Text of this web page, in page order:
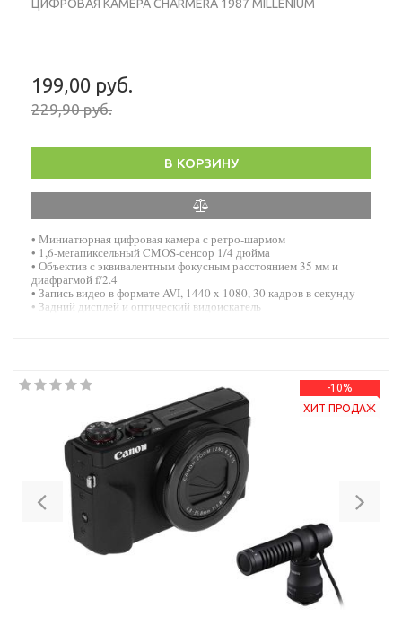
ЦИФРОВАЯ КАМЕРА CHARMERA 1987 MILLENIUM
199,00 руб.
229,90 руб.
В КОРЗИНУ
• Миниатюрная цифровая камера с ретро-шармом
• 1,6-мегапиксельный CMOS-сенсор 1/4 дюйма
• Объектив с эквивалентным фокусным расстоянием 35 мм и
диафрагмой f/2.4
• Запись видео в формате AVI, 1440 x 1080, 30 кадров в секунду
• Задний дисплей и оптический видоискатель
Previous
-10%
ХИТ ПРОДАЖ